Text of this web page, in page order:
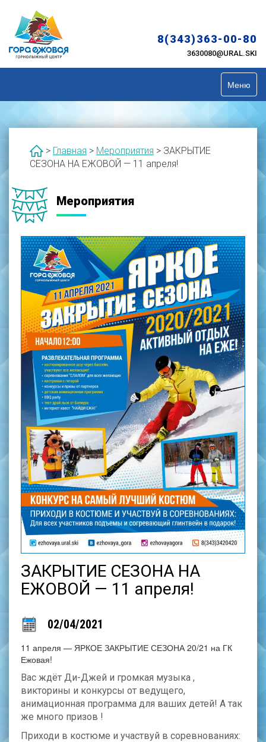
content
8(343)363-00-80
3630080@URAL.SKI
Меню
> Главная > Мероприятия > ЗАКРЫТИЕ
СЕЗОНА НА ЕЖОВОЙ — 11 апреля!
Мероприятия
ЗАКРЫТИЕ СЕЗОНА НА
ЕЖОВОЙ — 11 апреля!
02/04/2021
11 апреля — ЯРКОЕ ЗАКРЫТИЕ СЕЗОНА 20/21 на ГК
Ежовая!
Вас ждёт Ди-Джей и громкая музыка ,
викторины и конкурсы от ведущего,
анимационная программа для ваших детей! А так
же много призов !
Приходи в костюме и участвуй в соревнованиях: